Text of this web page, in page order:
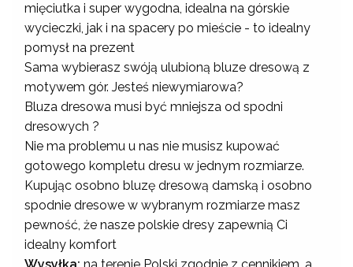
mięciutka i super wygodna, idealna na górskie
wycieczki, jak i na spacery po mieście - to idealny
pomysł na prezent
Sama wybierasz swóją ulubioną bluze dresową z
motywem gór. Jesteś niewymiarowa?
Bluza dresowa musi być mniejsza od spodni
dresowych ?
Nie ma problemu u nas nie musisz kupować
gotowego kompletu dresu w jednym rozmiarze.
Kupując osobno bluzę dresową damską i osobno
spodnie dresowe w wybranym rozmiarze masz
pewność, że nasze polskie dresy zapewnią Ci
idealny komfort